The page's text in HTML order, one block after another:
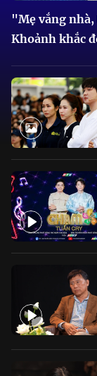
"Mẹ vắng nhà,
Khoảnh khắc